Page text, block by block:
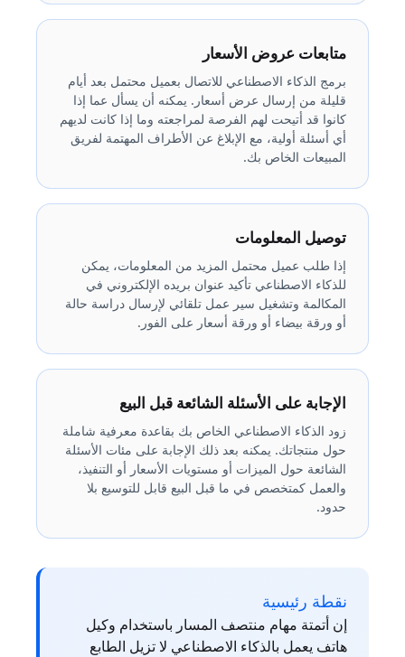
متابعات عروض الأسعار
برمج الذكاء الاصطناعي للاتصال بعميل محتمل بعد أيام
قليلة من إرسال عرض أسعار. يمكنه أن يسأل عما إذا
كانوا قد أتيحت لهم الفرصة لمراجعته وما إذا كانت لديهم
أي أسئلة أولية، مع الإبلاغ عن الأطراف المهتمة لفريق
المبيعات الخاص بك.
توصيل المعلومات
إذا طلب عميل محتمل المزيد من المعلومات، يمكن
للذكاء الاصطناعي تأكيد عنوان بريده الإلكتروني في
المكالمة وتشغيل سير عمل تلقائي لإرسال دراسة حالة
أو ورقة بيضاء أو ورقة أسعار على الفور.
الإجابة على الأسئلة الشائعة قبل البيع
زود الذكاء الاصطناعي الخاص بك بقاعدة معرفية شاملة
حول منتجاتك. يمكنه بعد ذلك الإجابة على مئات الأسئلة
الشائعة حول الميزات أو مستويات الأسعار أو التنفيذ،
والعمل كمتخصص في ما قبل البيع قابل للتوسيع بلا
حدود.
نقطة رئيسية
إن أتمتة مهام منتصف المسار باستخدام وكيل
هاتف يعمل بالذكاء الاصطناعي لا تزيل الطابع